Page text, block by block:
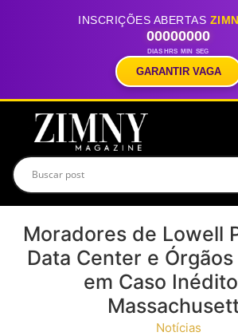
INSCRIÇÕES ABERTAS
00
DIAS
00
HRS
00
MIN
00
SEG
GARANTIR VAGA
Moradores de Lowell
Data Center e
em Caso
Notícias